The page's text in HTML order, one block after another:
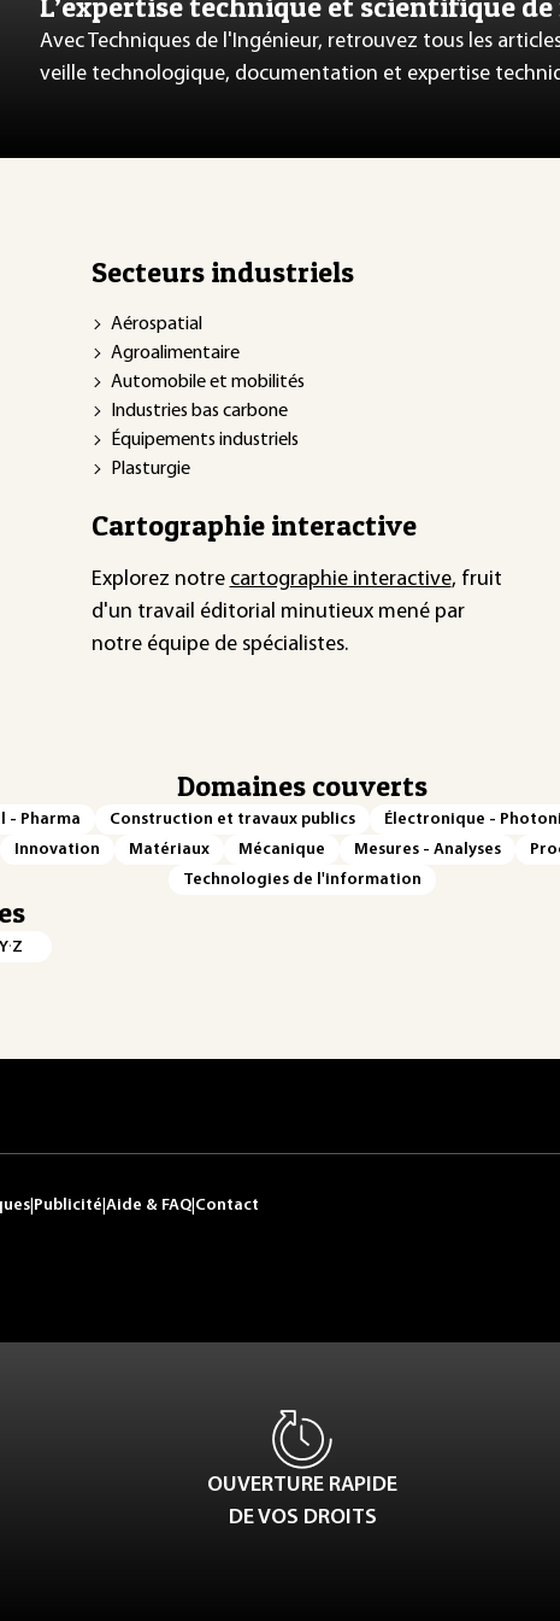
Avec Techniques de l'Ingénieur, retrouvez tous les
veille technologique, documentation et expertise
Secteurs industriels
Aérospatial
Agroalimentaire
Automobile et mobilités
Industries bas carbone
Équipements industriels
Plasturgie
Cartographie interactive
Explorez notre cartographie interactive, fruit
d'un travail éditorial minutieux mené par
notre équipe de spécialistes.
Domaines couverts
- Pharma Construction et travaux publics Électronique -
Innovation Matériaux Mécanique Mesures - Analyses
Technologies de l'information
Y·Z
Publicité Aide & FAQ Contact
OUVERTURE RAPIDE
DE VOS DROITS